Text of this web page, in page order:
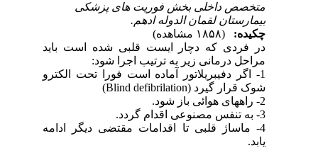
متخصص داخلی بخش فوریت های پزشکی
بیمارستان لقمان الدوله ادهم.
چکیده:
در فردی که دچار ایست قلبی شده است باید
مراحل درمانی زیر به ترتیب اجرا شود:
1- اگر دفیبریلاتور آماده است فورا تحت الکترو
شوک قرار گیرد (Blind defibrilation)
4- ماساژ قلبی تا اقدامات مقتضی دیگر ادامه
یابد.